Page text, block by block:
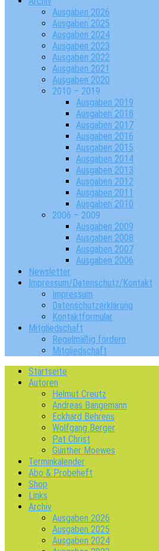
Ausgaben 2026
Ausgaben 2025
Ausgaben 2024
Ausgaben 2023
Ausgaben 2022
Ausgaben 2021
Ausgaben 2020
2010 – 2019
Ausgaben 2019
Ausgaben 2018
Ausgaben 2017
Ausgaben 2016
Ausgaben 2015
Ausgaben 2014
Ausgaben 2013
Ausgaben 2012
Ausgaben 2011
Ausgaben 2010
2006 – 2009
Ausgaben 2009
Ausgaben 2008
Ausgaben 2007
Ausgaben 2006
Newsletter
Impressum/Datenschutz/Kontakt
Impressum
Datenschutzerklärung
Kontaktformular
Mitgliedschaft
Regelmäßig fördern
Mitgliedschaft
Startseite
Autoren
Helmut Creutz
Andreas Bangemann
Eckhard Behrens
Wolfgang Berger
Pat Christ
Günther Moewes
Terminkalender
Abo & Probeheft
Shop
Links
Archiv
Ausgaben 2026
Ausgaben 2025
Ausgaben 2024